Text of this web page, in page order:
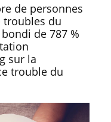
de personnes
troubles du
bondi de 787 %
sur la
trouble du